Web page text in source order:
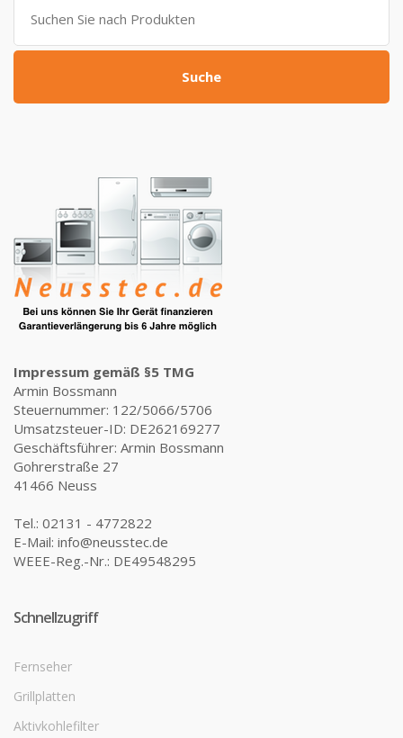
nach:
Suche
Impressum gemäß §5 TMG
Armin Bossmann
Steuernummer: 122/5066/5706
Umsatzsteuer-ID: DE262169277
Geschäftsführer: Armin Bossmann
Gohrerstraße 27
41466 Neuss
Tel.: 02131 - 4772822
E-Mail: info@neusstec.de
WEEE-Reg.-Nr.: DE49548295
Schnellzugriff
Fernseher
Grillplatten
Aktivkohlefilter